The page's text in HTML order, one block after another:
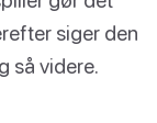
siger den
så videre.